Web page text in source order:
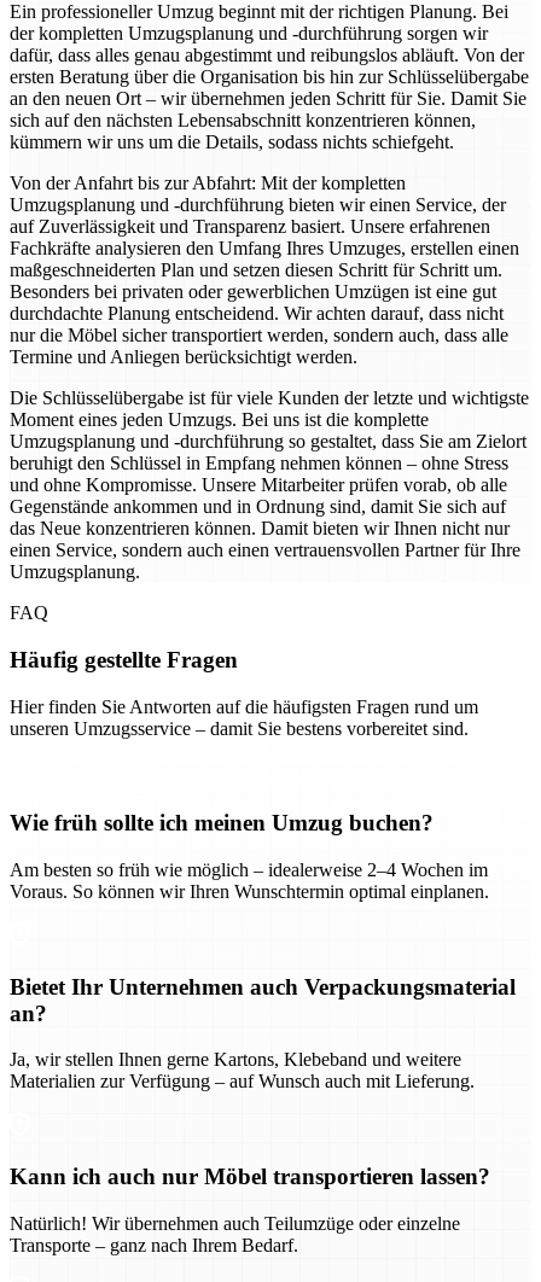
Ein professioneller Umzug beginnt mit der richtigen Planung. Bei
der kompletten Umzugsplanung und -durchführung sorgen wir
dafür, dass alles genau abgestimmt und reibungslos abläuft. Von der
ersten Beratung über die Organisation bis hin zur Schlüsselübergabe
an den neuen Ort – wir übernehmen jeden Schritt für Sie. Damit Sie
sich auf den nächsten Lebensabschnitt konzentrieren können,
kümmern wir uns um die Details, sodass nichts schiefgeht.
Von der Anfahrt bis zur Abfahrt: Mit der kompletten
Umzugsplanung und -durchführung bieten wir einen Service, der
auf Zuverlässigkeit und Transparenz basiert. Unsere erfahrenen
Fachkräfte analysieren den Umfang Ihres Umzuges, erstellen einen
maßgeschneiderten Plan und setzen diesen Schritt für Schritt um.
Besonders bei privaten oder gewerblichen Umzügen ist eine gut
durchdachte Planung entscheidend. Wir achten darauf, dass nicht
nur die Möbel sicher transportiert werden, sondern auch, dass alle
Termine und Anliegen berücksichtigt werden.
Die Schlüsselübergabe ist für viele Kunden der letzte und wichtigste
Moment eines jeden Umzugs. Bei uns ist die komplette
Umzugsplanung und -durchführung so gestaltet, dass Sie am Zielort
beruhigt den Schlüssel in Empfang nehmen können – ohne Stress
und ohne Kompromisse. Unsere Mitarbeiter prüfen vorab, ob alle
Gegenstände ankommen und in Ordnung sind, damit Sie sich auf
das Neue konzentrieren können. Damit bieten wir Ihnen nicht nur
einen Service, sondern auch einen vertrauensvollen Partner für Ihre
Umzugsplanung.
FAQ
Häufig gestellte Fragen
Hier finden Sie Antworten auf die häufigsten Fragen rund um
unseren Umzugsservice – damit Sie bestens vorbereitet sind.
Wie früh sollte ich meinen Umzug buchen?
Am besten so früh wie möglich – idealerweise 2–4 Wochen im
Voraus. So können wir Ihren Wunschtermin optimal einplanen.
Bietet Ihr Unternehmen auch Verpackungsmaterial
an?
Ja, wir stellen Ihnen gerne Kartons, Klebeband und weitere
Materialien zur Verfügung – auf Wunsch auch mit Lieferung.
Kann ich auch nur Möbel transportieren lassen?
Natürlich! Wir übernehmen auch Teilumzüge oder einzelne
Transporte – ganz nach Ihrem Bedarf.